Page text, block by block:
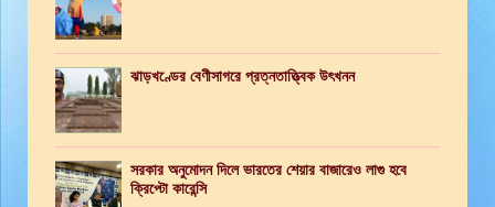
ঝাড়খণ্ডের বেণীসাগরে প্রত্নতাত্ত্বিক উৎখনন
সরকার অনুমোদন দিলে ভারতের শেয়ার বাজারেও লাগু হবে
ক্রিপ্টো কারেন্সি